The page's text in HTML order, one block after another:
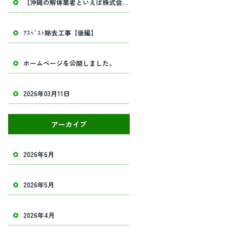
【沖縄の解体業者といえば株式会社田畑工業】内部解体工事・建物解体工事の事ならお任せください！
ｱｽﾍﾞｽﾄ除去工事【後編】
ホームページを公開しました。
2026年03月11日
アーカイブ
2026年6月
2026年5月
2026年4月